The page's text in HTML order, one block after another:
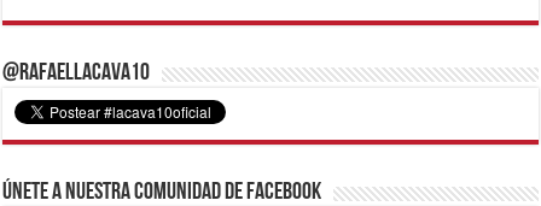
@RafaelLacava10
Únete a nuestra comunidad de Facebook